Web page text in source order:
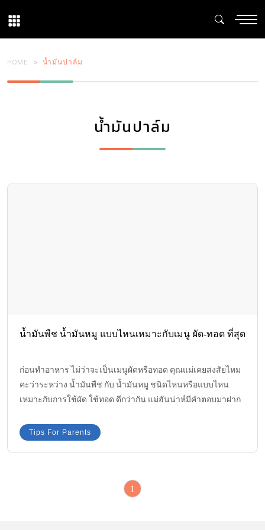
HOME น้ำมันปาล์ม
น้ำมันปาล์ม
น้ำมันพืช น้ำมันหมู แบบไหนเหมาะกับเมนู ผัด-ทอด ที่สุด
ก่อนทำอาหาร ไม่ว่าจะเป็นเมนูผัดหรือทอด คุณแม่เคยสงสัยไหมคะว่า
ระหว่าง น้ำมันพืช กับ น้ำมันหมู ชนิดไหนหรือแบบไหน เหมาะกับการ
ใช้ผัด ใช้ทอด ดีกว่ากัน แม่ฮันน่าห์มีคำตอบมาฝากค่ะ
Tips For Parents
1